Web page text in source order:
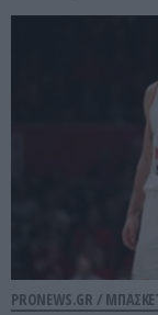
PRONEWS.GR /